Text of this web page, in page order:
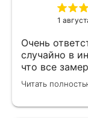
1
Очень
случайно в
что все
улетать,
замерщик
Читать